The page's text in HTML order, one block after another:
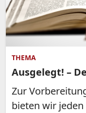
THEMA
Ausgelegt! –
Zur
bieten wir